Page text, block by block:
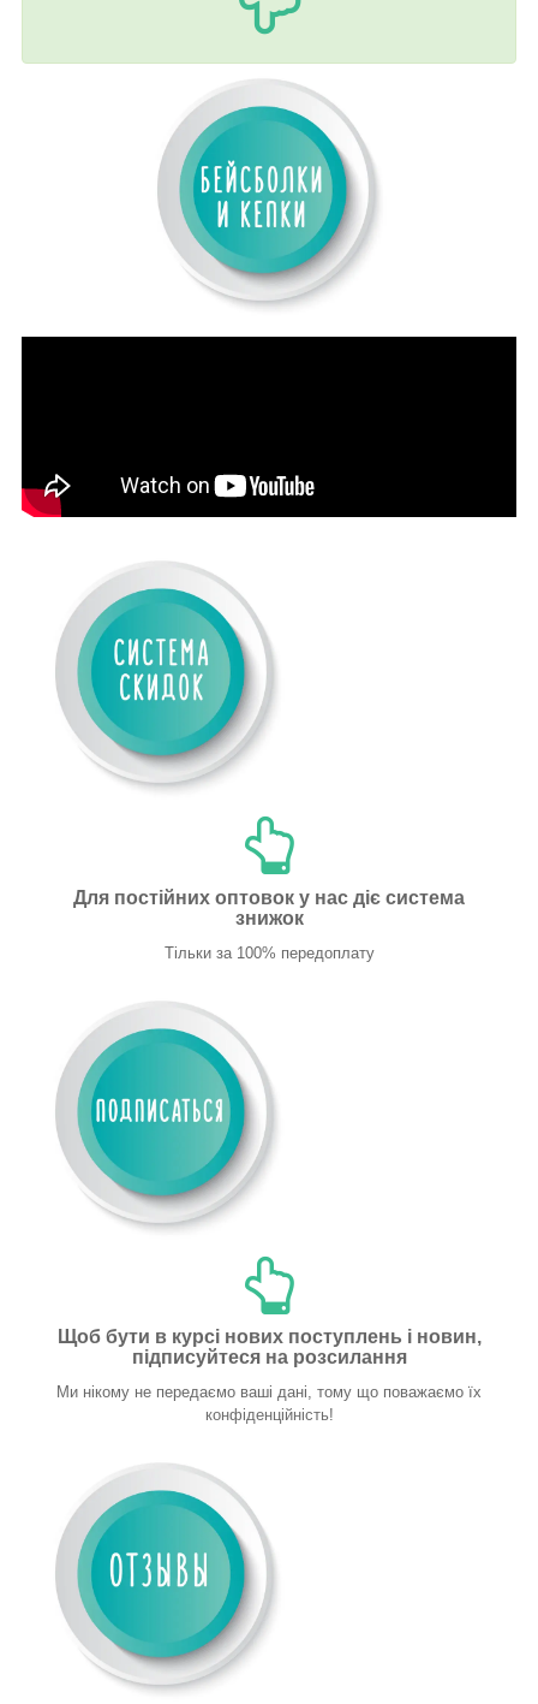
Для постійних оптовок у нас діє система
знижок
Тільки за 100% передоплату
Щоб бути в курсі нових поступлень і новин,
підписуйтеся на розсилання
Ми нікому не передаємо ваші дані, тому що поважаємо їх
конфіденційність!